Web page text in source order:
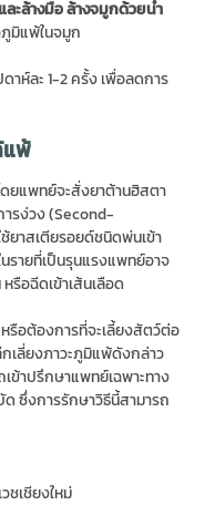
ะล้างมือ ล้างจมูกด้วยน้ำ
มิแพ้ในจมูก
าห์ละ 1-2 ครั้ง เพื่อลดการ
แพ้
ยแพทย์จะสั่งยาต้านฮิสตา
รง่วง (Second-
ยาสเตียรอยด์ชนิดพ่นเข้า
รายที่เป็นรุนแรงแพทย์อาจ
รือฉีดเข้าเส้นเลือด
รือต้องการที่จะเลี้ยงสัตว์ต่อ
เลี่ยงภาวะภูมิแพ้ดังกล่าว
ข้าปรึกษาแพทย์เฉพาะทาง
ซึ่งการรักษาวิธีนี้สามารถ
ชเชียงใหม่